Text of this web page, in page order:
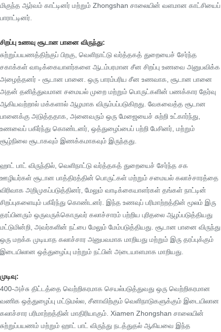
மிகுந்த ஆர்வம் காட்டினர் மற்றும் Zhongshan சாலையின் வளமான காட்சியைப்
பாராட்டினர்.
சிறப்பு உணவு சூடான பானை விருந்து:
சுற்றுப்பயணத்திற்குப் பிறகு, வெளிநாட்டு வர்த்தகத் துறையைச் சேர்ந்த
சகாக்கள் வாடிக்கையாளர்களை ஆடம்பரமான சீன சிறப்பு உணவை அனுபவிக்க
அழைத்தனர் - சூடான பானை. ஒரு பாரம்பரிய சீன உணவாக, சூடான பானை
அதன் தனித்துவமான சமையல் முறை மற்றும் பொருட்களின் பணக்கார தேர்வு
ஆகியவற்றால் மக்களால் ஆழமாக விரும்பப்படுகிறது. வேகவைத்த சூடான
பானைக்கு அடுத்ததாக, அனைவரும் ஒரு மேஜையைச் சுற்றி உட்கார்ந்து,
உணவைப் பகிர்ந்து கொண்டனர், ஒத்துழைப்பைப் பற்றி பேசினர், மற்றும்
சூழ்நிலை சூடாகவும் இணக்கமாகவும் இருந்தது.
ஹாட் பாட் விருந்தில், வெளிநாட்டு வர்த்தகத் துறையைச் சேர்ந்த சக
ஊழியர்கள் சூடான பாத்திரத்தின் பொருட்கள் மற்றும் சமையல் கலாச்சாரத்தை
விரிவாக அறிமுகப்படுத்தினர், மேலும் வாடிக்கையாளர்கள் தங்கள் நாட்டின்
சிறப்புகளையும் பகிர்ந்து கொண்டனர். இந்த உணவுப் பரிமாற்றத்தின் மூலம் இரு
தரப்பினரும் ஒருவருக்கொருவர் கலாச்சாரம் பற்றிய புரிதலை ஆழப்படுத்தியது
மட்டுமின்றி, அவர்களின் நட்பை மேலும் மேம்படுத்தியது. சூடான பானை விருந்து
ஒரு மறக்க முடியாத கலாச்சார அனுபவமாக மாறியது மற்றும் இரு தரப்புக்கும்
இடையிலான ஒத்துழைப்பு மற்றும் நட்பின் அடையாளமாக மாறியது.
முடிவு:
400-அச்சு திட்டத்தை வெற்றிகரமாக செயல்படுத்துவது ஒரு வெற்றிகரமான
வணிக ஒத்துழைப்பு மட்டுமல்ல, சீனாவிற்கும் வெளிநாடுகளுக்கும் இடையிலான
கலாச்சார பரிமாற்றத்தின் மாதிரியாகும். Xiamen Zhongshan சாலையின்
சுற்றுப்பயணம் மற்றும் ஹாட் பாட் விருந்து நடத்துதல் ஆகியவை இந்த